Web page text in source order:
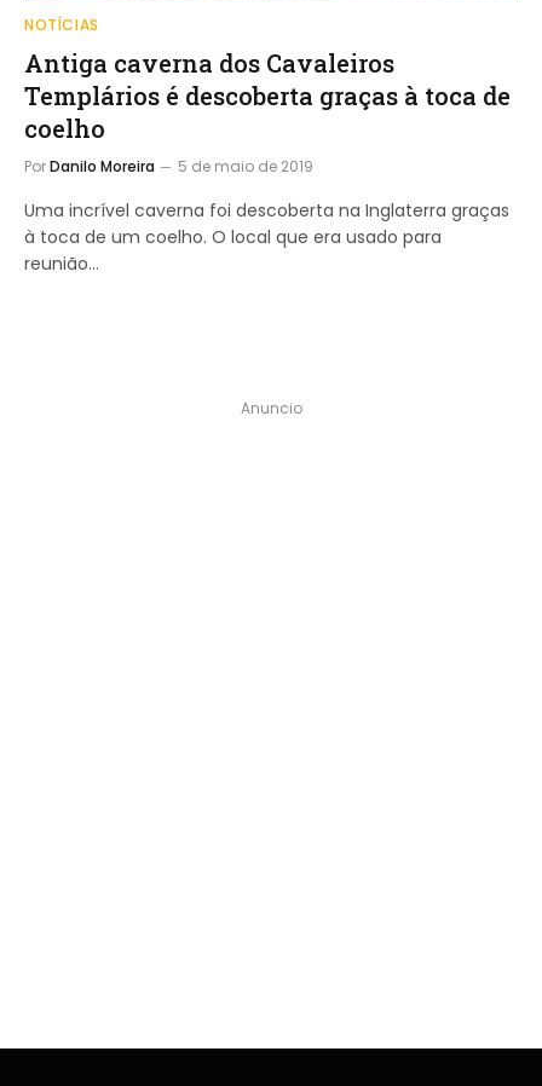
NOTÍCIAS
Antiga caverna dos Cavaleiros
Templários é descoberta graças à toca de
coelho
PorDanilo Moreira 5 de maio de 2019
Uma incrível caverna foi descoberta na Inglaterra graças
à toca de um coelho. O local que era usado para
reunião…
Anuncio